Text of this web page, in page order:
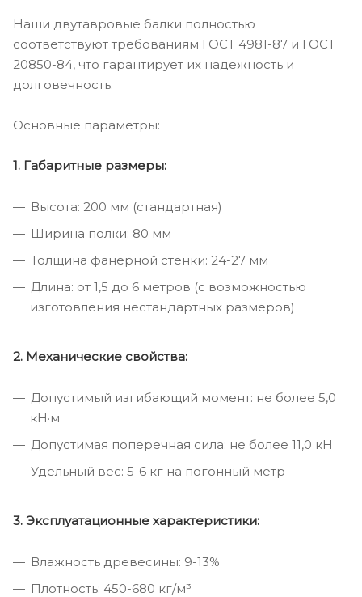
Наши двутавровые балки полностью
соответствуют требованиям ГОСТ 4981-87 и ГОСТ
20850-84, что гарантирует их надежность и
долговечность.
Основные параметры:
1. Габаритные размеры:
Высота: 200 мм (стандартная)
Ширина полки: 80 мм
Толщина фанерной стенки: 24-27 мм
Длина: от 1,5 до 6 метров (с возможностью
изготовления нестандартных размеров)
2. Механические свойства:
Допустимый изгибающий момент: не более 5,0
кН·м
Допустимая поперечная сила: не более 11,0 кН
Удельный вес: 5-6 кг на погонный метр
3. Эксплуатационные характеристики:
Влажность древесины: 9-13%
Плотность: 450-680 кг/м³